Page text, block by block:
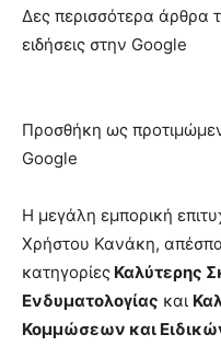
Δες περισσότερα άρθρα
ειδήσεις στην Google
Προσθήκη ως
Google
Η μεγάλη εμπορική
Χρήστου Κανάκη,
κατηγορίες Καλύτερης
Ενδυματολογίας και
Κομμώσεων και